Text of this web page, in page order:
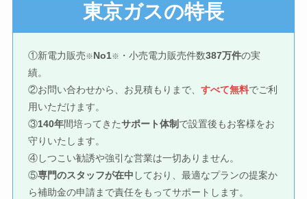
東京ガスの特長
①新電力販売※No1※ ・小売電力販売件数387万件の実
績。
②お問い合わせから、お見積もりまで、すべて無料でご利
用いただけます。
③140年間培ってきたサポート体制 で設置後もお客様をお
守りいたします。
④しつこい勧誘や強引な営業は一切ありません。
⑤専門のスタッフが在中 しており、最適なプランの提案か
ら補助金の申請まで責任をもってサポートします。